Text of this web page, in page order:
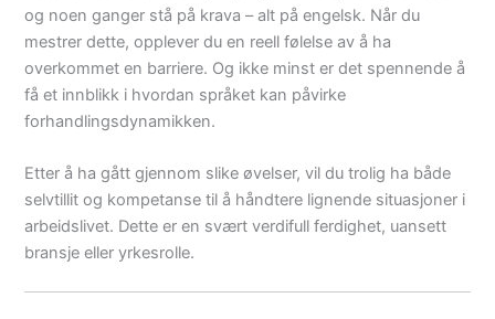
og noen ganger stå på krava – alt på engelsk. Når du
mestrer dette, opplever du en reell følelse av å ha
overkommet en barriere. Og ikke minst er det spennende å
få et innblikk i hvordan språket kan påvirke
forhandlingsdynamikken.
Etter å ha gått gjennom slike øvelser, vil du trolig ha både
selvtillit og kompetanse til å håndtere lignende situasjoner i
arbeidslivet. Dette er en svært verdifull ferdighet, uansett
bransje eller yrkesrolle.